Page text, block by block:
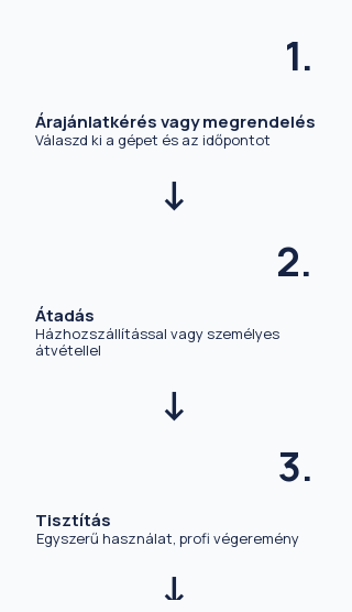
1.
Árajánlatkérés vagy megrendelés
Válaszd ki a gépet és az időpontot
2.
Átadás
Házhozszállítással vagy személyes
átvétellel
3.
Tisztítás
Egyszerű használat, profi végeremény
->
->
->